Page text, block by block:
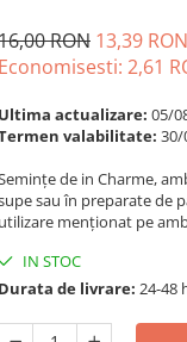
RON 13,39 RON
Economisesti: 2,61
Ultima actualizare: 05/
valabilitate: 30/
de in Charme,
sau în preparate de
utilizare menționat pe
IN STOC
Durata de livrare: 24-48